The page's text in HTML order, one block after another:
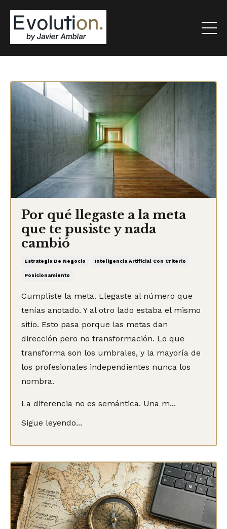
Por qué llegaste a la meta
que te pusiste y nada
cambió
Estrategia De Negocio Inteligencia Artificial Con Criterio
Posicionamiento
Cumpliste la meta. Llegaste al número que
tenías anotado. Y al otro lado estaba el mismo
sitio. Esto pasa porque las metas dan
dirección pero no transformación. Lo que
transforma son los umbrales, y la mayoría de
los profesionales independientes nunca los
nombra.
La diferencia no es semántica. Una m...
Sigue leyendo...